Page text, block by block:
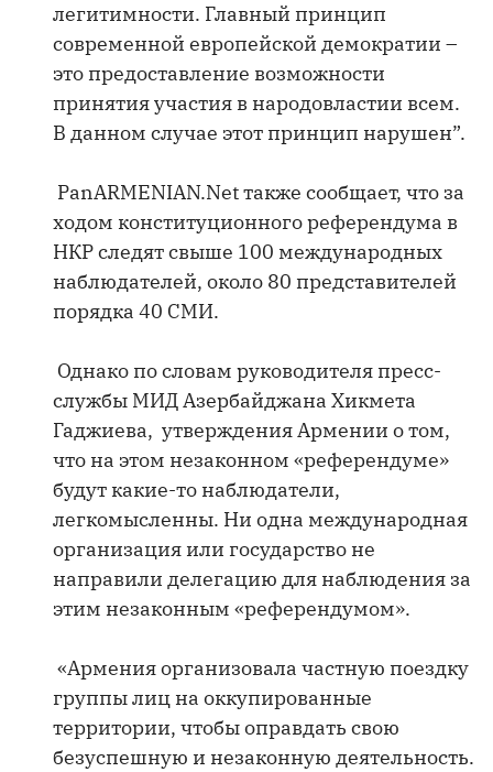
легитимности. Главный принцип
современной европейской демократии –
это предоставление возможности
принятия участия в народовластии всем.
В данном случае этот принцип нарушен”.
PanARMENIAN.Net также сообщает, что за
ходом конституционного референдума в
НКР следят свыше 100 международных
наблюдателей, около 80 представителей
порядка 40 СМИ.
Однако по словам руководителя пресс-
службы МИД Азербайджана Хикмета
Гаджиева, утверждения Армении о том,
что на этом незаконном «референдуме»
будут какие-то наблюдатели,
легкомысленны. Ни одна международная
организация или государство не
направили делегацию для наблюдения за
этим незаконным «референдумом».
«Армения организовала частную поездку
группы лиц на оккупированные
территории, чтобы оправдать свою
безуспешную и незаконную деятельность.